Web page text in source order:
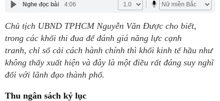
Nghe đọc bài 4:06
Chủ tịch UBND TPHCM Nguyễn Văn Được cho biết,
trong các khối thi đua để đánh giá năng lực cạnh
tranh, chỉ số cải cách hành chính thì khối kinh tế hầu như
không thấy xuất hiện và đây là một điều rất đáng suy nghĩ
đối với lãnh đạo thành phố.
Thu ngân sách kỷ lục